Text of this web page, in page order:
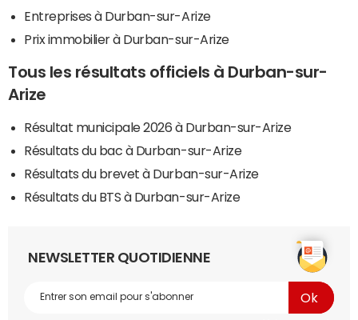
Entreprises à Durban-sur-Arize
Prix immobilier à Durban-sur-Arize
Tous les résultats officiels à Durban-sur-
Arize
Résultat municipale 2026 à Durban-sur-Arize
Résultats du bac à Durban-sur-Arize
Résultats du brevet à Durban-sur-Arize
Résultats du BTS à Durban-sur-Arize
NEWSLETTER QUOTIDIENNE